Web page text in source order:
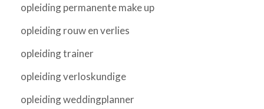
opleiding permanente make up
opleiding rouw en verlies
opleiding trainer
opleiding verloskundige
opleiding weddingplanner